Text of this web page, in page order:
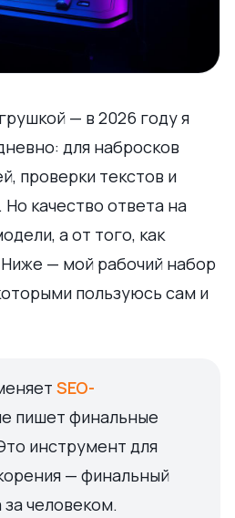
— в 2026 году я
для набросков
проверки текстов и
качество ответа на
а от того, как
— мой рабочий набор
пользуюсь сам и
SEO-
пишет финальные
инструмент для
— финальный
человеком.